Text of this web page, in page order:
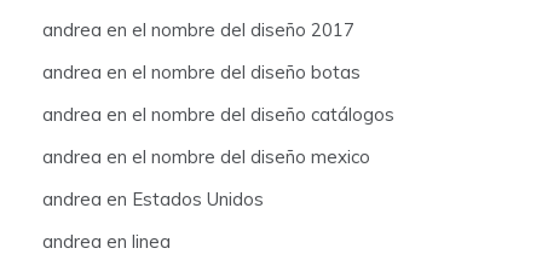
andrea en el nombre del diseño 2017
andrea en el nombre del diseño botas
andrea en el nombre del diseño catálogos
andrea en el nombre del diseño mexico
andrea en Estados Unidos
andrea en linea